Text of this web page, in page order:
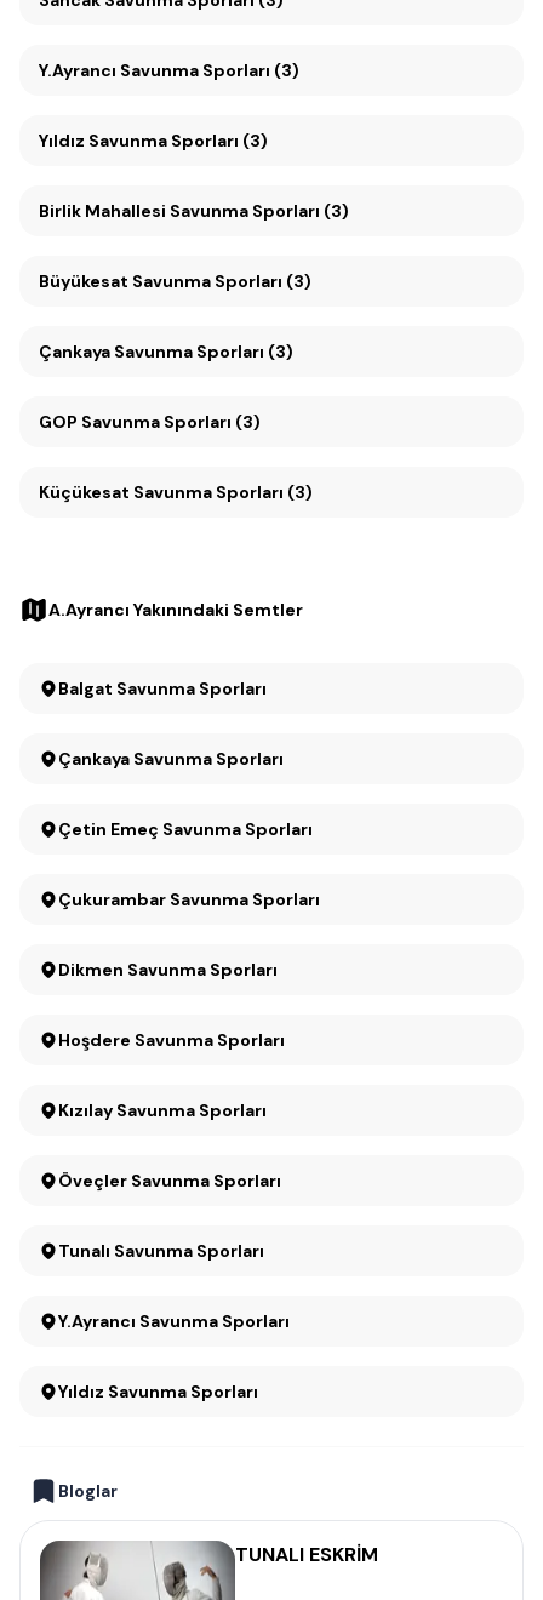
Y.Ayrancı Savunma Sporları (3)
Yıldız Savunma Sporları (3)
Birlik Mahallesi Savunma Sporları (3)
Büyükesat Savunma Sporları (3)
Çankaya Savunma Sporları (3)
GOP Savunma Sporları (3)
Küçükesat Savunma Sporları (3)
A.Ayrancı Yakınındaki Semtler
Balgat Savunma Sporları
Çankaya Savunma Sporları
Çetin Emeç Savunma Sporları
Çukurambar Savunma Sporları
Dikmen Savunma Sporları
Hoşdere Savunma Sporları
Kızılay Savunma Sporları
Öveçler Savunma Sporları
Tunalı Savunma Sporları
Y.Ayrancı Savunma Sporları
Yıldız Savunma Sporları
Bloglar
TUNALI ESKRİM